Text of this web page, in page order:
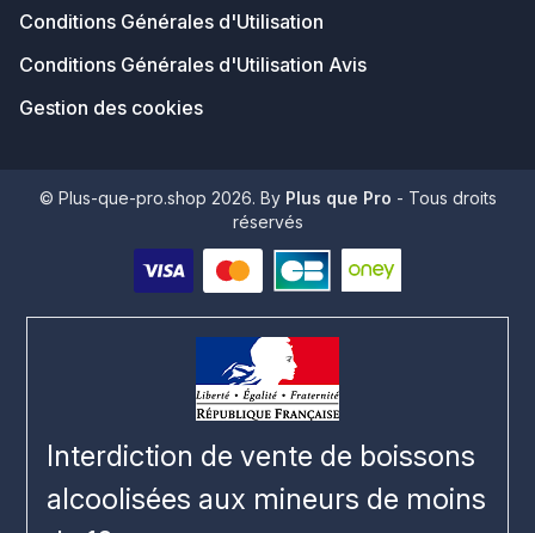
Conditions Générales d'Utilisation
Conditions Générales d'Utilisation Avis
Gestion des cookies
© Plus-que-pro.shop 2026. By Plus que Pro - Tous droits
réservés
Interdiction de vente de boissons
alcoolisées aux mineurs de moins